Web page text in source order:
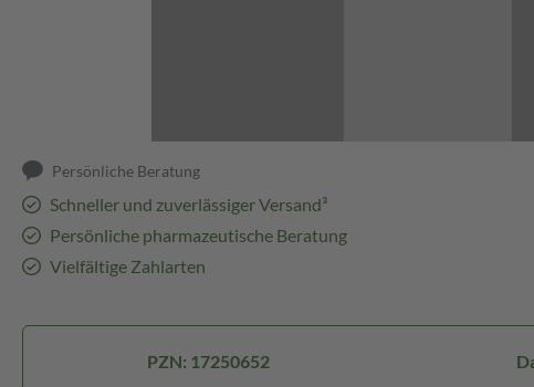
Persönliche Beratung
Schneller und zuverlässiger Versand³
Persönliche pharmazeutische Beratung
Vielfältige Zahlarten
PZN: 17250652